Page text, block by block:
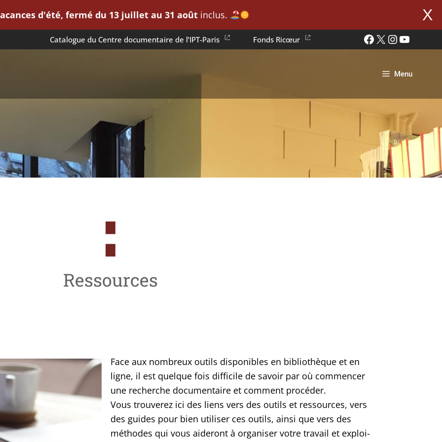
X
d'été, fermé du 13 juillet au 31 aoûtinclus. ​
Catalogue du Centre documentaire de l’IPT-Paris Fonds Ricœur Facebook X InstagramYouTube
Menu
Ressources
Face aux nom­breux outils dis­po­nibles en biblio­thèque et en
ligne, il est quelque fois dif­fi­cile de savoir par où com­men­cer
une recherche docu­men­taire et com­ment pro­cé­der.
Vous trou­ve­rez ici des liens vers des outils et res­sources, vers
des guides pour bien uti­li­ser ces outils, ain­si que vers des
méthodes qui vous aide­ront à orga­ni­ser votre tra­vail et exploi­